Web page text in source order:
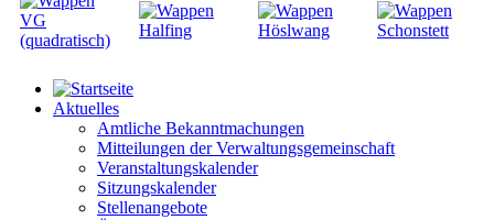
Aktuelles
Amtliche Bekanntmachungen
Mitteilungen der Verwaltungsgemeinschaft
Veranstaltungskalender
Sitzungskalender
Stellenangebote